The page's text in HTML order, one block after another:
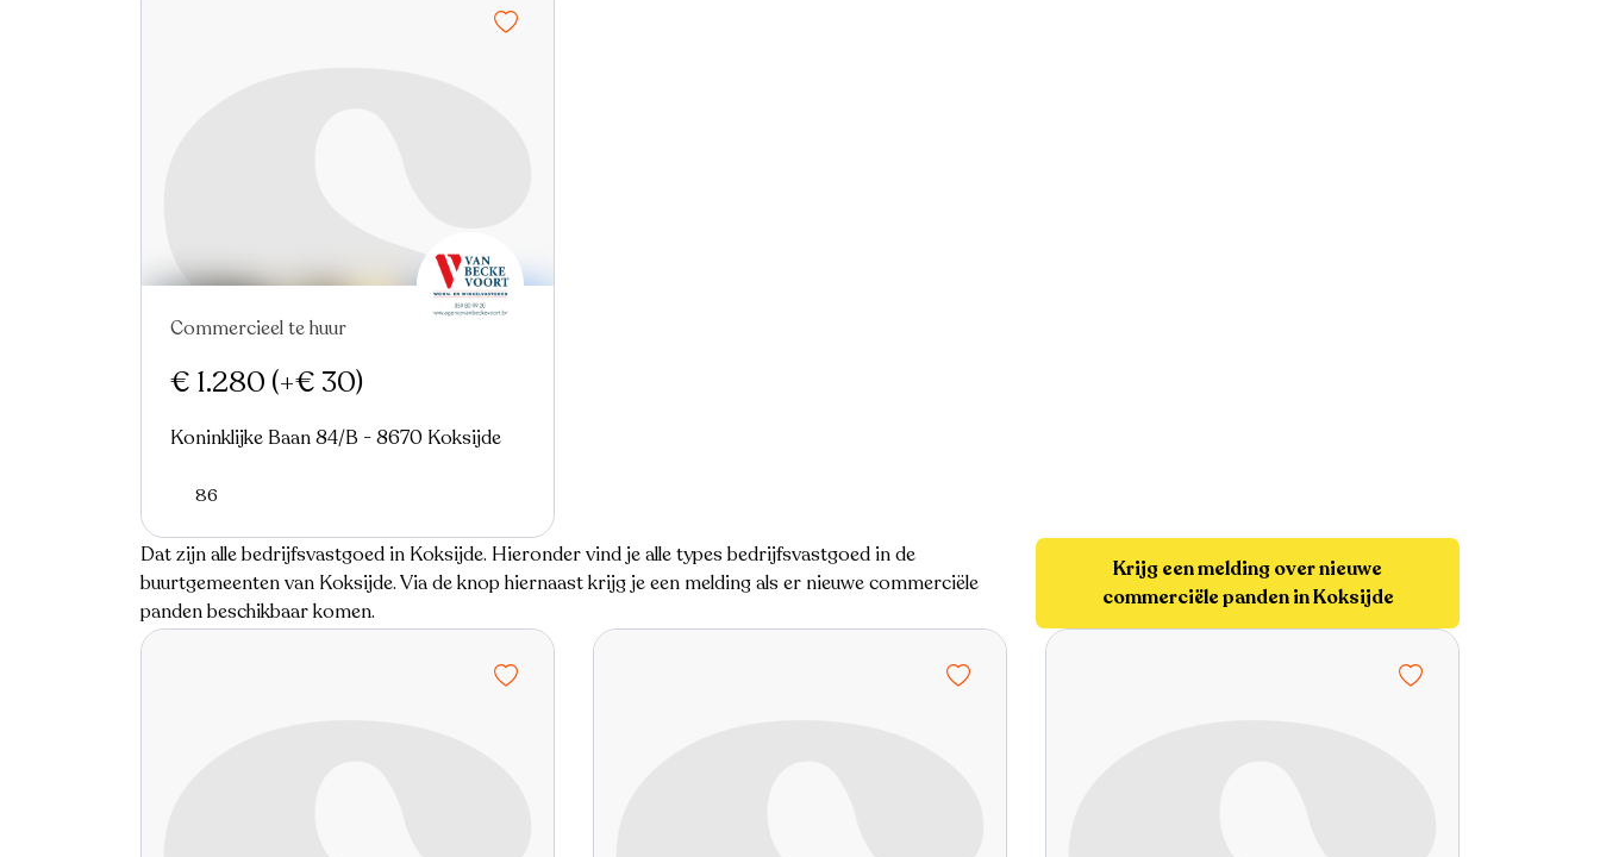
Commercieel te huur
€ 1.280 (+€ 30)
Koninklijke Baan 84/B - 8670 Koksijde
86
Dat zijn alle bedrijfsvastgoed in Koksijde. Hieronder vind je alle types bedrijfsvastgoed in de
buurtgemeenten van Koksijde. Via de knop hiernaast krijg je een melding als er nieuwe commerciële
panden beschikbaar komen.
Krijg een melding over nieuwe
commerciële panden in Koksijde